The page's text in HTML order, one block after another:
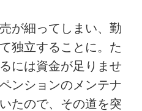
。が細ってしまい、勤
独立することに。た
には資金が足りませ
ンションのメンテナ
たので、その道を突